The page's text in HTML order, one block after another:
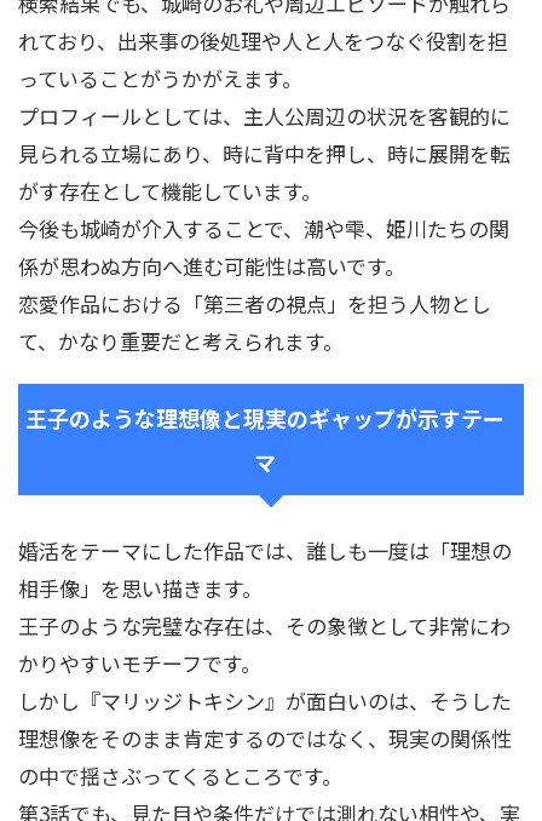
れており、出来事の後処理や人と人をつなぐ役割を担
っていることがうかがえます。
プロフィールとしては、主人公周辺の状況を客観的に
見られる立場にあり、時に背中を押し、時に展開を転
がす存在として機能しています。
今後も城崎が介入することで、潮や雫、姫川たちの関
係が思わぬ方向へ進む可能性は高いです。
恋愛作品における「第三者の視点」を担う人物とし
て、かなり重要だと考えられます。
王子のような理想像と現実のギャップが示すテー
マ
婚活をテーマにした作品では、誰しも一度は「理想の
相手像」を思い描きます。
王子のような完璧な存在は、その象徴として非常にわ
かりやすいモチーフです。
しかし『マリッジトキシン』が面白いのは、そうした
理想像をそのまま肯定するのではなく、現実の関係性
の中で揺さぶってくるところです。
第3話でも、見た目や条件だけでは測れない相性や、実